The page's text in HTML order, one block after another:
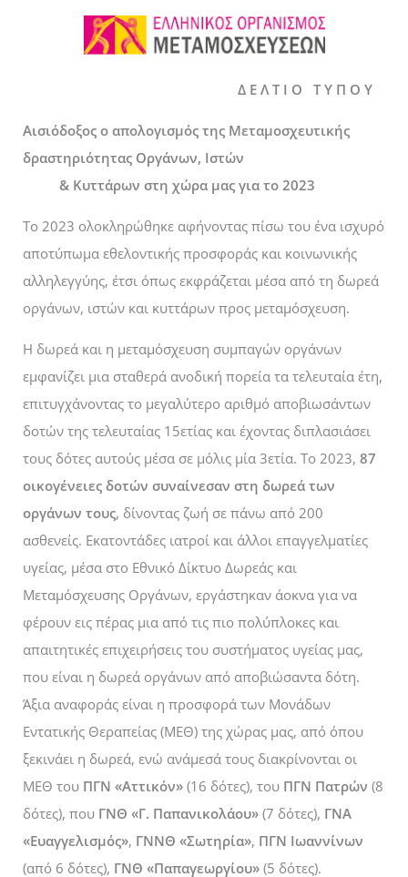
Δ Ε Λ Τ Ι Ο Τ Υ Π Ο Υ
Αισιόδοξος ο απολογισμός της Μεταμοσχευτικής
δραστηριότητας Οργάνων, Ιστών
& Κυττάρων στη χώρα μας για το 2023
Το 2023 ολοκληρώθηκε αφήνοντας πίσω του ένα ισχυρό
αποτύπωμα εθελοντικής προσφοράς και κοινωνικής
αλληλεγγύης, έτσι όπως εκφράζεται μέσα από τη δωρεά
οργάνων, ιστών και κυττάρων προς μεταμόσχευση.
Η δωρεά και η μεταμόσχευση συμπαγών οργάνων
εμφανίζει μια σταθερά ανοδική πορεία τα τελευταία έτη,
επιτυγχάνοντας το μεγαλύτερο αριθμό αποβιωσάντων
δοτών της τελευταίας 15ετίας και έχοντας διπλασιάσει
τους δότες αυτούς μέσα σε μόλις μία 3ετία. Το 2023, 87
οικογένειες δοτών συναίνεσαν στη δωρεά των
οργάνων τους, δίνοντας ζωή σε πάνω από 200
ασθενείς. Εκατοντάδες ιατροί και άλλοι επαγγελματίες
υγείας, μέσα στο Εθνικό Δίκτυο Δωρεάς και
Μεταμόσχευσης Οργάνων, εργάστηκαν άοκνα για να
φέρουν εις πέρας μια από τις πιο πολύπλοκες και
απαιτητικές επιχειρήσεις του συστήματος υγείας μας,
που είναι η δωρεά οργάνων από αποβιώσαντα δότη.
Άξια αναφοράς είναι η προσφορά των Μονάδων
Εντατικής Θεραπείας (ΜΕΘ) της χώρας μας, από όπου
ξεκινάει η δωρεά, ενώ ανάμεσά τους διακρίνονται οι
ΜΕΘ του ΠΓΝ «Αττικόν» (16 δότες), του ΠΓΝ Πατρών (8
δότες), που ΓΝΘ «Γ. Παπανικολάου» (7 δότες), ΓΝΑ
«Ευαγγελισμός», ΓΝΝΘ «Σωτηρία», ΠΓΝ Ιωαννίνων
(από 6 δότες), ΓΝΘ «Παπαγεωργίου» (5 δότες).